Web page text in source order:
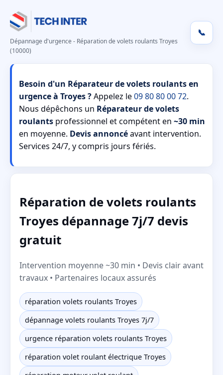
Dépannage d'urgence - Réparation de volets roulants Troyes
(10000)
📞
Besoin d'un Réparateur de volets roulants en
urgence à Troyes ?Appelez le09 80 80 00 72.
Nous dépêchons un Réparateur de volets
roulants professionnel et compétent en ~30 min
en moyenne. Devis annoncéavant intervention.
Services 24/7, y compris jours fériés.
Réparation de volets roulants
Troyes dépannage 7j/7 devis
gratuit
Intervention moyenne ~30 min • Devis clair avant
travaux • Partenaires locaux assurés
réparation volets roulants Troyes
dépannage volets roulants Troyes 7j/7
urgence réparation volets roulants Troyes
réparation volet roulant électrique Troyes